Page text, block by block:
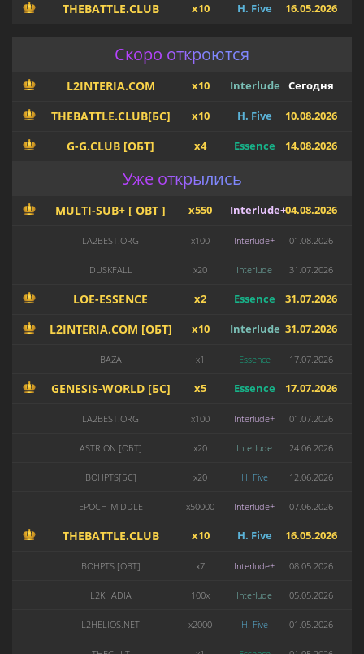
THEBATTLE.CLUB x10 H. Five 16.05.2026
Скоро откроются
L2INTERIA.COM x10 Interlude Сегодня
THEBATTLE.CLUB[БС] x10 H. Five 10.08.2026
G-G.CLUB [ОБТ] x4 Essence 14.08.2026
Уже открылись
MULTI-SUB+ [ OBT ] x550 Interlude+04.08.2026
LA2BEST.ORG x100 Interlude+ 01.08.2026
DUSKFALL x20 Interlude 31.07.2026
LOE-ESSENCE x2 Essence 31.07.2026
L2INTERIA.COM [ОБТ] x10 Interlude 31.07.2026
BAZA x1 Essence 17.07.2026
GENESIS-WORLD [БС] x5 Essence 17.07.2026
LA2BEST.ORG x100 Interlude+ 01.07.2026
ASTRION [ОБТ] x20 Interlude 24.06.2026
BOHPTS[БС] x20 H. Five 12.06.2026
EPOCH-MIDDLE x50000 Interlude+ 07.06.2026
THEBATTLE.CLUB x10 H. Five 16.05.2026
BOHPTS [OBT] x7 Interlude+ 08.05.2026
L2KHADIA 100x Interlude 05.05.2026
L2HELIOS.NET x2000 H. Five 01.05.2026